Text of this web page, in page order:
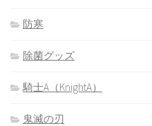
防寒
除菌グッズ
騎士A（KnightA）
鬼滅の刃